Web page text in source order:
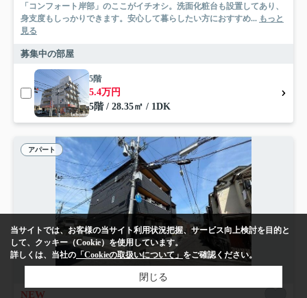
「コンフォート岸部」のここがイチオシ。洗面化粧台も設置してあり、
身支度もしっかりできます。安心して暮らしたい方におすすめ... もっと
見る
募集中の部屋
5階
5.4万円
5階 / 28.35㎡ / 1DK
アパート
NEW
当サイトでは、お客様の当サイト利用状況把握、サービス向上検討を目的と
して、クッキー（Cookie）を使用しています。
詳しくは、当社の 「Cookieの取扱いについて」 をご確認ください。
閉じる